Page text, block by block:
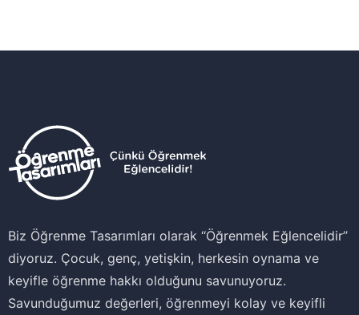
Biz Öğrenme Tasarımları olarak ‘‘Öğrenmek Eğlencelidir’’
diyoruz. Çocuk, genç, yetişkin, herkesin oynama ve
keyifle öğrenme hakkı olduğunu savunuyoruz.
Savunduğumuz değerleri, öğrenmeyi kolay ve keyifli